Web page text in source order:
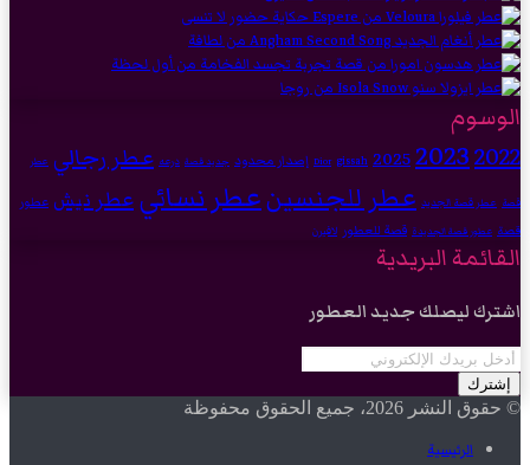
الوسوم
2022
2023
2025
Dior gissah إصدار محدود جديد قصة درعه عطر رجالي عطر
قصة عطر قصة الجديد عطر للجنسينعطر نسائيعطر نيش عطور
قصة عطور قصة الجديدة قصة للعطور لافيرن
القائمة البريدية
اشترك ليصلك جديد العطور
أدخل
بريدك
الإلكتروني
© حقوق النشر 2026، جميع الحقوق محفوظة
الرئيسية